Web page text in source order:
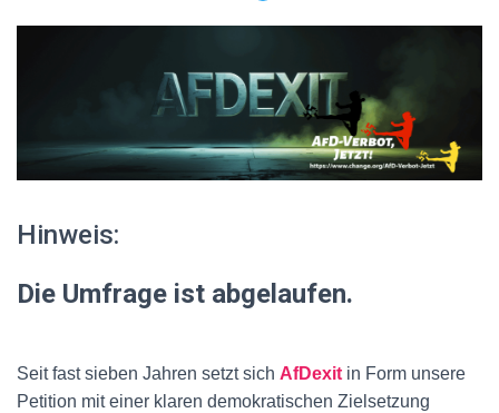
Hinweis:
Die Umfrage ist abgelaufen.
Seit fast sieben Jahren setzt sich AfDexit in Form unsere
Petition mit einer klaren demokratischen Zielsetzung